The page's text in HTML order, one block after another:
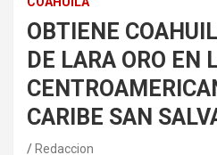
OBTIENE
DE LARA ORO EN
CARIBE SAN
Redaccion